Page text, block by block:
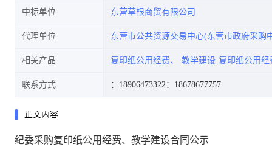
中标单位 东营草根商贸有限公司
代理单位 东营市公共资源交易中心(东营市政府采购
相关产品 复印纸公用经费、 教学建设 复印纸公用
联系方式 ：18906473322：18678677757
正文内容
纪委采购复印纸公用经费、教学建设合同公示